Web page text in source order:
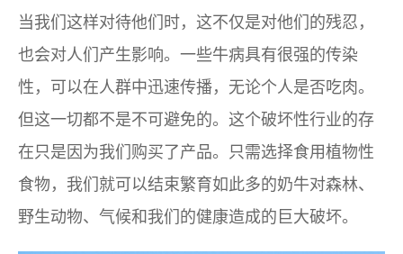
当我们这样对待他们时，这不仅是对他们的残忍，
也会对人们产生影响。一些牛病具有很强的传染
性，可以在人群中迅速传播，无论个人是否吃肉。
但这一切都不是不可避免的。这个破坏性行业的存
在只是因为我们购买了产品。只需选择食用植物性
食物，我们就可以结束繁育如此多的奶牛对森林、
野生动物、气候和我们的健康造成的巨大破坏。